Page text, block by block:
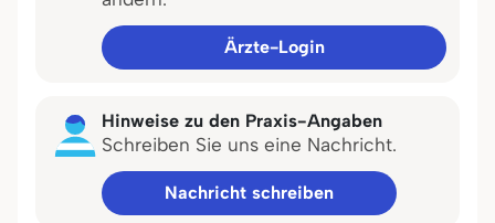
Ärzte-Login
Hinweise zu den Praxis-Angaben
Schreiben Sie uns eine Nachricht.
Nachricht schreiben